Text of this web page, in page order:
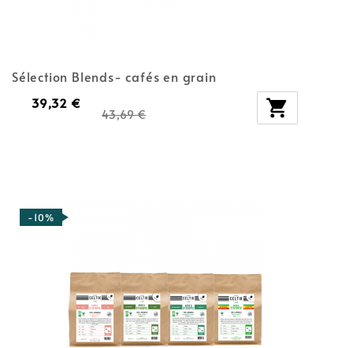
Sélection Blends- cafés en grain
39,32 €
43,69 € 
-10%